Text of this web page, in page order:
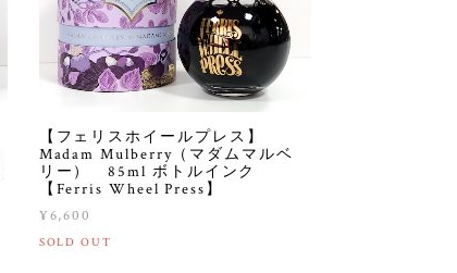
【フェリスホイールプレス】
Madam Mulberry（マダムマルベ
リー） 85ml ボトルインク
【Ferris Wheel Press】
¥6,600
SOLD OUT